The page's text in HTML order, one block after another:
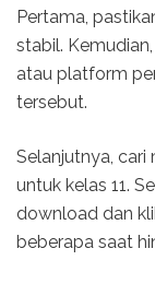
Pertama,
stabil.
atau platform
tersebut.
Selanjutnya, cari
untuk kelas 11.
download dan
beberapa saat